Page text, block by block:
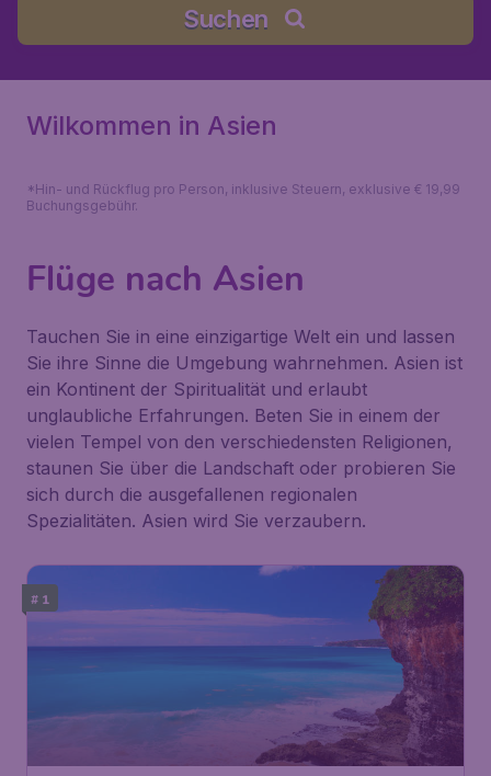
Suchen
Wilkommen in Asien
*Hin- und Rückflug pro Person, inklusive Steuern, exklusive € 19,99
Buchungsgebühr.
Flüge nach Asien
Tauchen Sie in eine einzigartige Welt ein und lassen
Sie ihre Sinne die Umgebung wahrnehmen. Asien ist
ein Kontinent der Spiritualität und erlaubt
unglaubliche Erfahrungen. Beten Sie in einem der
vielen Tempel von den verschiedensten Religionen,
staunen Sie über die Landschaft oder probieren Sie
sich durch die ausgefallenen regionalen
Spezialitäten. Asien wird Sie verzaubern.
# 1